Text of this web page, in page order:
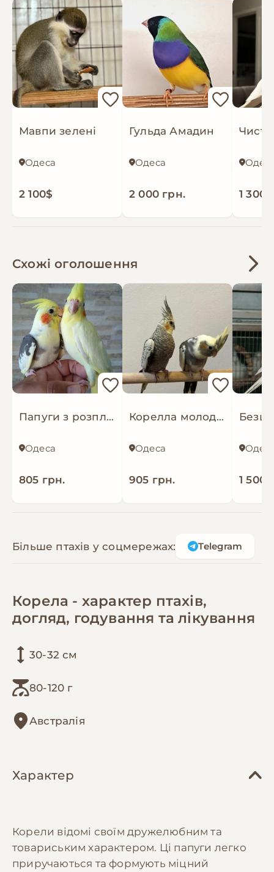
Мавпи зелені
Одеса
2 100$
Гульда Амадин
Одеса
2 000 грн. 1 300
Схожі оголошення
Папуги з розплідника Корелла ручні, папуги, що говорять
Одеса
805 грн.
Корелла молоді та ручні папуги пташенятка, клітки у наявності
Одеса
905 грн. 1 500
Більше птахів у соцмережах: Telegram
Корела - характер птахів,
догляд, годування та лікування
30-32 см
80-120 г
Австралія
Характер
Корели відомі своїм дружелюбним та
товариським характером. Ці папуги легко
приручаються та формують міцний